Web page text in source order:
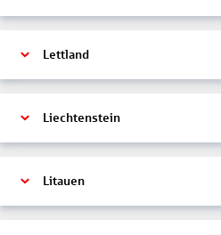
Lettland
Liechtenstein
Litauen